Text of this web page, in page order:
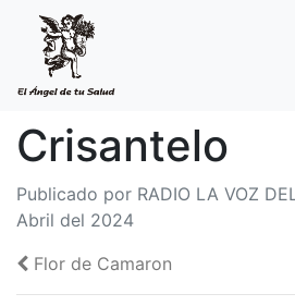
Crisantelo
Publicado por RADIO LA VOZ
Abril del 2024
Flor de Camaron